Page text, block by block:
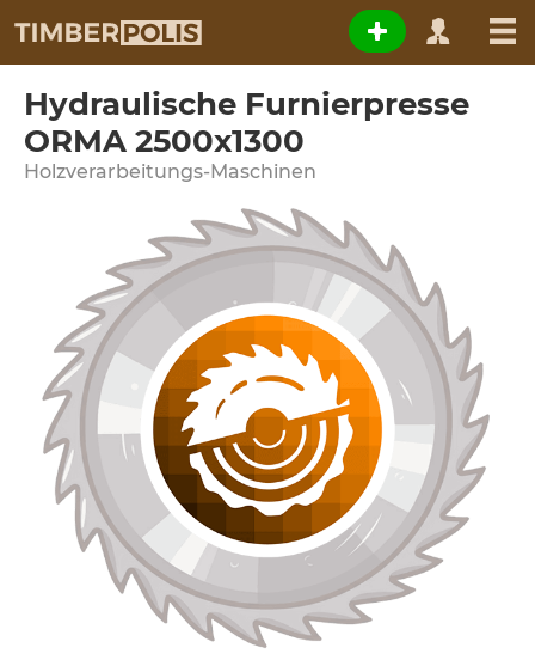
Hydraulische Furnierpresse
ORMA 2500x1300
Holzverarbeitungs-Maschinen